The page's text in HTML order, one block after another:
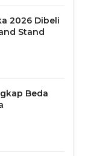
2026 Dibeli
Stand
Beda